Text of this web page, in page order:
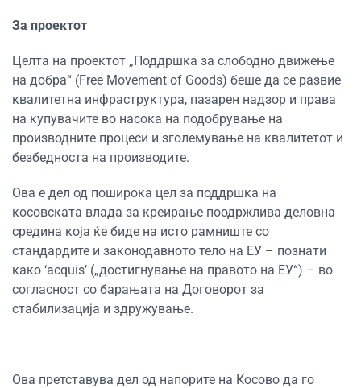
За проектот
Целта на проектот „Поддршка за слободно движење
на добра“ (Free Movement of Goods) беше да се развие
квалитетна инфраструктура, пазарен надзор и права
на купувачите во насока на подобрување на
производните процеси и зголемување на квалитетот и
безбедноста на производите.
Ова е дел од поширока цел за поддршка на
косовската влада за креирање поодржлива деловна
средина која ќе биде на исто рамниште со
стандардите и законодавното тело на ЕУ – познати
како ‘acquis’ („достигнување на правото на ЕУ“) – во
согласност со барањата на Договорот за
стабилизација и здружување.
Ова претставува дел од напорите на Косово да го